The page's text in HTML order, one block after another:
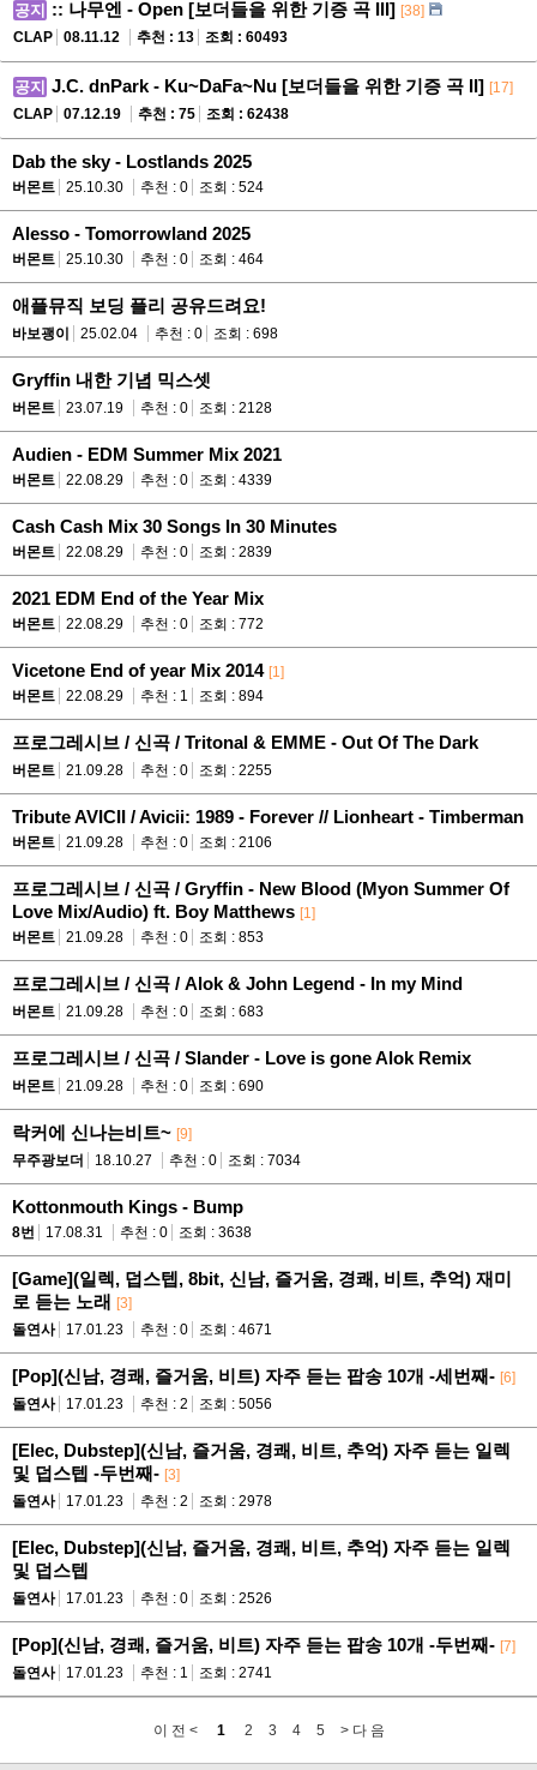
공지 :: 나무엔 - Open [보더들을 위한 기증 곡 III] [38]
CLAP
08.11.12 추천 : 13 조회 : 60493
공지 J.C. dnPark - Ku~DaFa~Nu [보더들을 위한 기증 곡 II] [17]
CLAP
07.12.19 추천 : 75 조회 : 62438
Dab the sky - Lostlands 2025
버몬트 25.10.30 추천 : 0 조회 : 524
Alesso - Tomorrowland 2025
버몬트 25.10.30 추천 : 0 조회 : 464
애플뮤직 보딩 플리 공유드려요!
바보괭이 25.02.04 추천 : 0 조회 : 698
Gryffin 내한 기념 믹스셋
버몬트 23.07.19 추천 : 0 조회 : 2128
Audien - EDM Summer Mix 2021
버몬트 22.08.29 추천 : 0 조회 : 4339
Cash Cash Mix 30 Songs In 30 Minutes
버몬트 22.08.29 추천 : 0 조회 : 2839
2021 EDM End of the Year Mix
버몬트 22.08.29 추천 : 0 조회 : 772
Vicetone End of year Mix 2014 [1]
버몬트
22.08.29 추천 : 1 조회 : 894
프로그레시브 / 신곡 / Tritonal & EMME - Out Of The Dark
버몬트 21.09.28 추천 : 0 조회 : 2255
Tribute AVICII / Avicii: 1989 - Forever // Lionheart - Timberman
버몬트 21.09.28 추천 : 0 조회 : 2106
프로그레시브 / 신곡 / Gryffin - New Blood (Myon Summer Of
Love Mix/Audio) ft. Boy Matthews [1]
버몬트
21.09.28 추천 : 0 조회 : 853
프로그레시브 / 신곡 / Alok & John Legend - In my Mind
버몬트 21.09.28 추천 : 0 조회 : 683
프로그레시브 / 신곡 / Slander - Love is gone Alok Remix
버몬트 21.09.28 추천 : 0 조회 : 690
락커에 신나는비트~ [9]
무주광보더
18.10.27 추천 : 0 조회 : 7034
Kottonmouth Kings - Bump
8번 17.08.31 추천 : 0 조회 : 3638
[Game](일렉, 덥스텝, 8bit, 신남, 즐거움, 경쾌, 비트, 추억) 재미
로 듣는 노래 [3]
돌연사
17.01.23 추천 : 0 조회 : 4671
[Pop](신남, 경쾌, 즐거움, 비트) 자주 듣는 팝송 10개 -세번째- [6]
돌연사
17.01.23 추천 : 2 조회 : 5056
[Elec, Dubstep](신남, 즐거움, 경쾌, 비트, 추억) 자주 듣는 일렉
및 덥스텝 -두번째- [3]
돌연사
17.01.23 추천 : 2 조회 : 2978
[Elec, Dubstep](신남, 즐거움, 경쾌, 비트, 추억) 자주 듣는 일렉
및 덥스텝
돌연사 17.01.23 추천 : 0 조회 : 2526
[Pop](신남, 경쾌, 즐거움, 비트) 자주 듣는 팝송 10개 -두번째- [7]
돌연사
17.01.23 추천 : 1 조회 : 2741
이 전 < 1 2 3 4 5 > 다 음